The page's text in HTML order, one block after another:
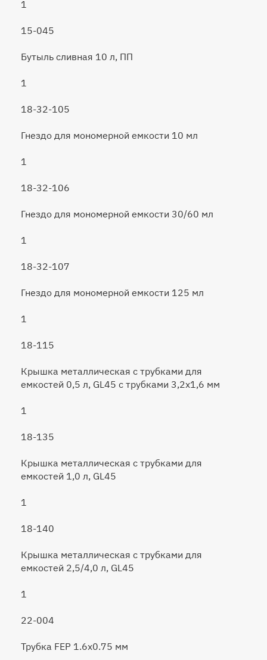
1
15-045
Бутыль сливная 10 л, ПП
1
18-32-105
Гнездо для мономерной емкости 10 мл
1
18-32-106
Гнездо для мономерной емкости 30/60 мл
1
18-32-107
Гнездо для мономерной емкости 125 мл
1
18-115
Крышка металлическая с трубками для
емкостей 0,5 л, GL45 с трубками 3,2х1,6 мм
1
18-135
Крышка металлическая с трубками для
емкостей 1,0 л, GL45
1
18-140
Крышка металлическая с трубками для
емкостей 2,5/4,0 л, GL45
1
22-004
Трубка FEP 1.6x0.75 мм